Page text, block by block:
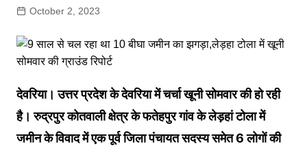
October 2, 2023
देवरिया। उत्तर प्रदेश के देवरिया में चर्चा खूनी सोमवार की हो रही
है। रुद्रपुर कोतवाली क्षेत्र के फतेहपुर गांव के लेड़हां टोला में
जमीन के विवाद में एक पूर्व जिला पंचायत सदस्य समेत 6 लोगों की